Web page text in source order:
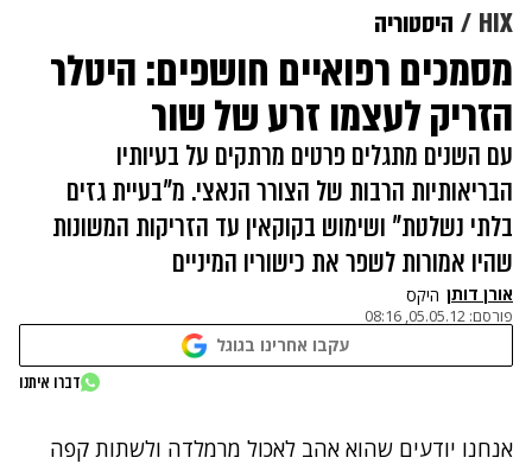
HIX היסטוריה
מסמכים רפואיים חושפים: היטלר
הזריק לעצמו זרע של שור
עם השנים מתגלים פרטים מרתקים על בעיותיו
הבריאותיות הרבות של הצורר הנאצי. מ"בעיית גזים
בלתי נשלטת" ושימוש בקוקאין עד הזריקות המשונות
שהיו אמורות לשפר את כישוריו המיניים
אורן דותן היקס
פורסם: 05.05.12, 08:16
עקבו אחרינו בגוגל
דברו איתנו
אנחנו יודעים שהוא אהב לאכול מרמלדה ולשתות קפה